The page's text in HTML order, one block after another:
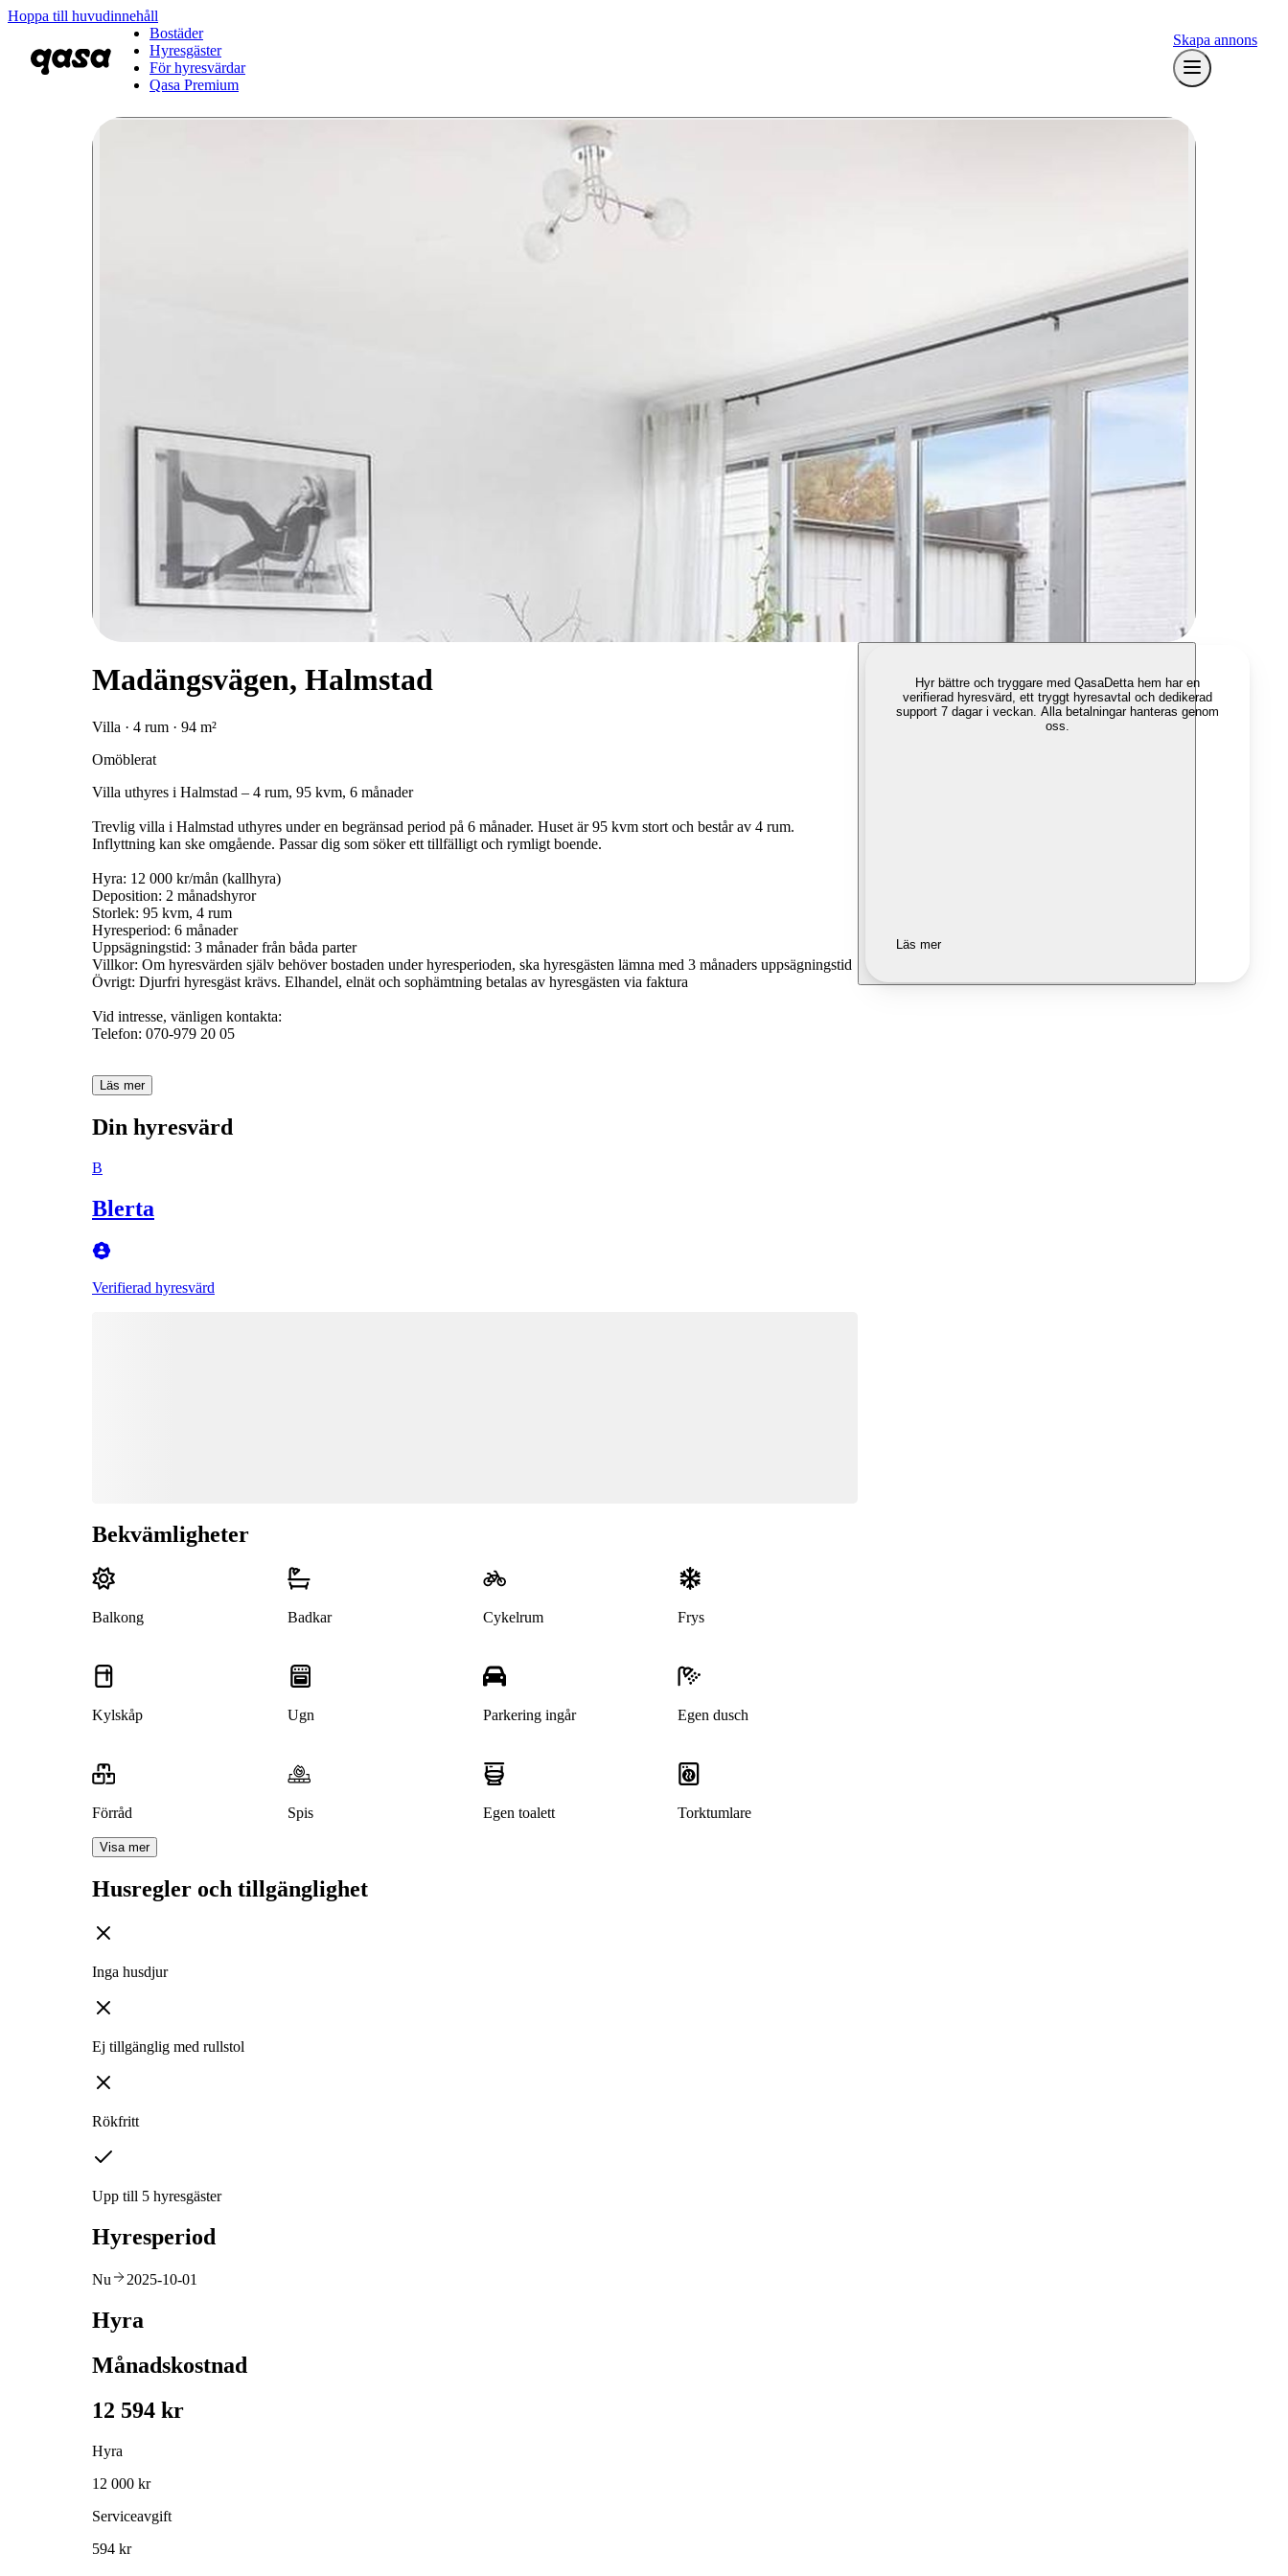
Hoppa till huvudinnehåll
Bostäder
Hyresgäster
För hyresvärdar
Qasa Premium
Skapa annons
Madängsvägen, Halmstad
Villa · 4 rum · 94 m²
Omöblerat
Villa uthyres i Halmstad – 4 rum, 95 kvm, 6 månader
Trevlig villa i Halmstad uthyres under en begränsad period på 6 månader. Huset är 95 kvm stort och består av 4 rum.
Inflyttning kan ske omgående. Passar dig som söker ett tillfälligt och rymligt boende.
Hyra: 12 000 kr/mån (kallhyra)
Deposition: 2 månadshyror
Storlek: 95 kvm, 4 rum
Hyresperiod: 6 månader
Uppsägningstid: 3 månader från båda parter
Villkor: Om hyresvärden själv behöver bostaden under hyresperioden, ska hyresgästen lämna med 3 månaders uppsägningstid
Övrigt: Djurfri hyresgäst krävs. Elhandel, elnät och sophämtning betalas av hyresgästen via faktura
Vid intresse, vänligen kontakta:
Telefon: 070-979 20 05
Läs mer
Din hyresvärd
B
Blerta
Verifierad hyresvärd
Bekvämligheter
Balkong Badkar Cykelrum Frys
Kylskåp Ugn Parkering ingår Egen dusch
Förråd Spis Egen toalett Torktumlare
Visa mer
Husregler och tillgänglighet
Inga husdjur
Ej tillgänglig med rullstol
Rökfritt
Upp till 5 hyresgäster
Hyresperiod
Nu 2025-10-01
Hyra
Månadskostnad
12 594 kr
Hyra
12 000 kr
Serviceavgift
594 kr
Hyr bättre och tryggare med QasaDetta hem har en
verifierad hyresvärd, ett tryggt hyresavtal och dedikerad
support 7 dagar i veckan. Alla betalningar hanteras genom
oss.
Läs mer